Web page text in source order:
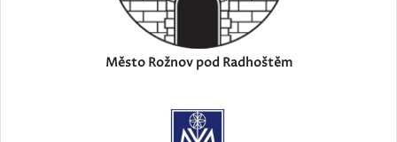
Město Rožnov pod Radhoštěm